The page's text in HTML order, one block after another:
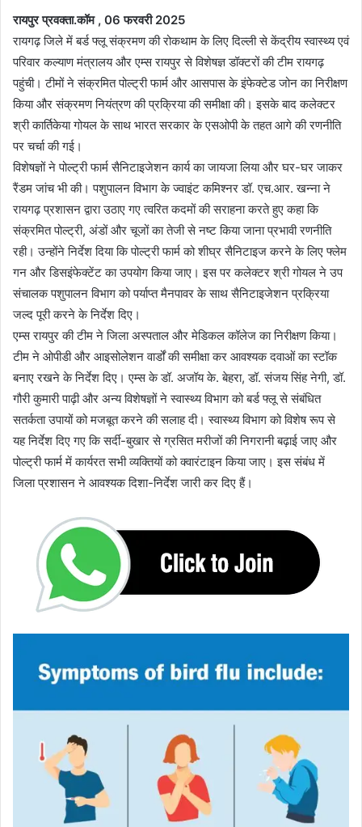
रायपुर प्रवक्ता.कॉम , 06 फरवरी 2025
रायगढ़ जिले में बर्ड फ्लू संक्रमण की रोकथाम के लिए दिल्ली से केंद्रीय स्वास्थ्य एवं
परिवार कल्याण मंत्रालय और एम्स रायपुर से विशेषज्ञ डॉक्टरों की टीम रायगढ़
पहुंची। टीमों ने संक्रमित पोल्ट्री फार्म और आसपास के इंफेक्टेड जोन का निरीक्षण
किया और संक्रमण नियंत्रण की प्रक्रिया की समीक्षा की। इसके बाद कलेक्टर
श्री कार्तिकेया गोयल के साथ भारत सरकार के एसओपी के तहत आगे की रणनीति
पर चर्चा की गई।
विशेषज्ञों ने पोल्ट्री फार्म सैनिटाइजेशन कार्य का जायजा लिया और घर-घर जाकर
रैंडम जांच भी की। पशुपालन विभाग के ज्वाइंट कमिश्नर डॉ. एच.आर. खन्ना ने
रायगढ़ प्रशासन द्वारा उठाए गए त्वरित कदमों की सराहना करते हुए कहा कि
संक्रमित पोल्ट्री, अंडों और चूजों का तेजी से नष्ट किया जाना प्रभावी रणनीति
रही। उन्होंने निर्देश दिया कि पोल्ट्री फार्म को शीघ्र सैनिटाइज करने के लिए फ्लेम
गन और डिसइंफेक्टेंट का उपयोग किया जाए। इस पर कलेक्टर श्री गोयल ने उप
संचालक पशुपालन विभाग को पर्याप्त मैनपावर के साथ सैनिटाइजेशन प्रक्रिया
जल्द पूरी करने के निर्देश दिए।
एम्स रायपुर की टीम ने जिला अस्पताल और मेडिकल कॉलेज का निरीक्षण किया।
टीम ने ओपीडी और आइसोलेशन वार्डों की समीक्षा कर आवश्यक दवाओं का स्टॉक
बनाए रखने के निर्देश दिए। एम्स के डॉ. अजॉय के. बेहरा, डॉ. संजय सिंह नेगी, डॉ.
गौरी कुमारी पाढ़ी और अन्य विशेषज्ञों ने स्वास्थ्य विभाग को बर्ड फ्लू से संबंधित
सतर्कता उपायों को मजबूत करने की सलाह दी। स्वास्थ्य विभाग को विशेष रूप से
यह निर्देश दिए गए कि सर्दी-बुखार से ग्रसित मरीजों की निगरानी बढ़ाई जाए और
पोल्ट्री फार्म में कार्यरत सभी व्यक्तियों को क्वारंटाइन किया जाए। इस संबंध में
जिला प्रशासन ने आवश्यक दिशा-निर्देश जारी कर दिए हैं।